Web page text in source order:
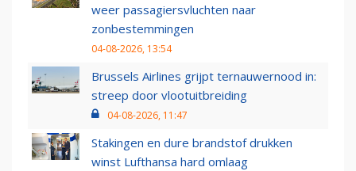
weer passagiersvluchten naar
zonbestemmingen
04-08-2026, 13:54
Brussels Airlines grijpt ternauwernood in:
streep door vlootuitbreiding
04-08-2026, 11:47
Stakingen en dure brandstof drukken
winst Lufthansa hard omlaag